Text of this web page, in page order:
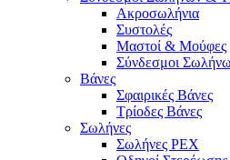
Ακροσωλήνια
Συστολές
Μαστοί & Μούφες
Σύνδεσμοι
Βάνες
Σφαιρικές Βάνες
Τρίοδες Βάνες
Σωλήνες
Σωλήνες PEX